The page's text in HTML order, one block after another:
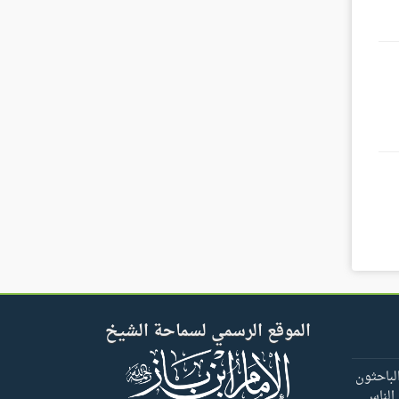
الموقع الرسمي لسماحة الشيخ